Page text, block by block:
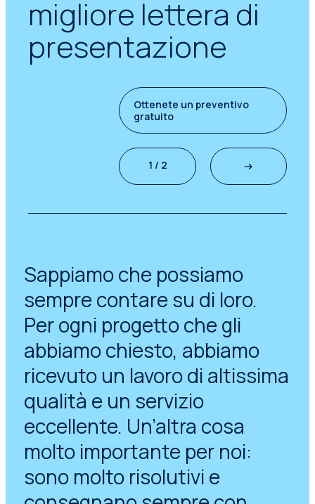
migliore lettera di
presentazione
Ottenete un preventivo
gratuito
1 / 2
Sappiamo che possiamo
sempre contare su di loro.
Per ogni progetto che gli
abbiamo chiesto, abbiamo
ricevuto un lavoro di altissima
qualità e un servizio
eccellente. Un’altra cosa
molto importante per noi:
sono molto risolutivi e